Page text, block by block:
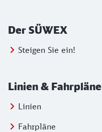
Der SÜWEX
Steigen Sie ein!
Linien & Fahrpläne
Linien
Fahrpläne